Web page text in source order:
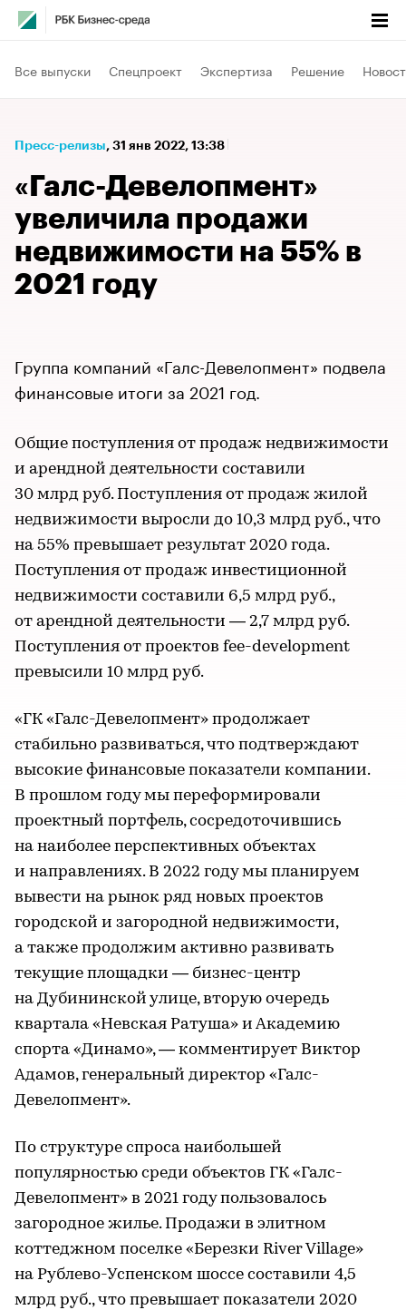
Все выпуски Спецпроект Экспертиза Решение
Пресс-релизы⁠, 31 янв 2022, 13:38
«Галс-Девелопмент»
увеличила продажи
недвижимости на 55% в
2021 году
Группа компаний «Галс-Девелопмент» подвела
финансовые итоги за 2021 год.
Общие поступления от продаж недвижимости
и арендной деятельности составили
30 млрд руб. Поступления от продаж жилой
недвижимости выросли до 10,3 млрд руб., что
на 55% превышает результат 2020 года.
Поступления от продаж инвестиционной
недвижимости составили 6,5 млрд руб.,
от арендной деятельности — 2,7 млрд руб.
Поступления от проектов fee-development
превысили 10 млрд руб.
«ГК «Галс-Девелопмент» продолжает
стабильно развиваться, что подтверждают
высокие финансовые показатели компании.
В прошлом году мы переформировали
проектный портфель, сосредоточившись
на наиболее перспективных объектах
и направлениях. В 2022 году мы планируем
вывести на рынок ряд новых проектов
городской и загородной недвижимости,
а также продолжим активно развивать
текущие площадки — бизнес-центр
на Дубининской улице, вторую очередь
квартала «Невская Ратуша» и Академию
спорта «Динамо», — комментирует Виктор
Адамов, генеральный директор «Галс-
Девелопмент».
По структуре спроса наибольшей
популярностью среди объектов ГК «Галс-
Девелопмент» в 2021 году пользовалось
загородное жилье. Продажи в элитном
коттеджном поселке «Березки River Village»
на Рублево-Успенском шоссе составили 4,5
млрд руб., что превышает показатели 2020